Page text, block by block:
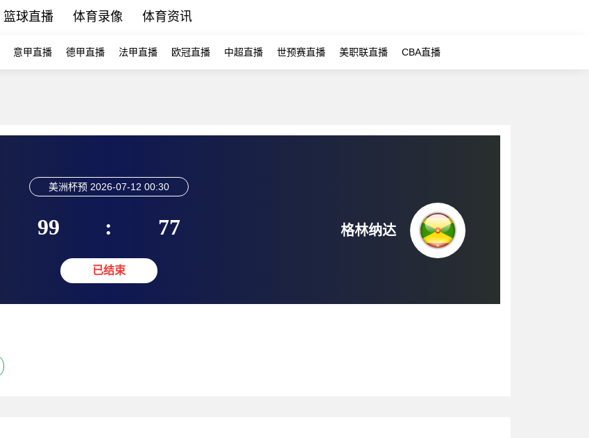
篮球直播 体育录像 体育资讯
意甲直播 德甲直播 法甲直播 欧冠直播 中超直播 世预赛直播 美职联直播 CBA直播
美洲杯预 2026-07-12 00:30
99 : 77
已结束
格林纳达